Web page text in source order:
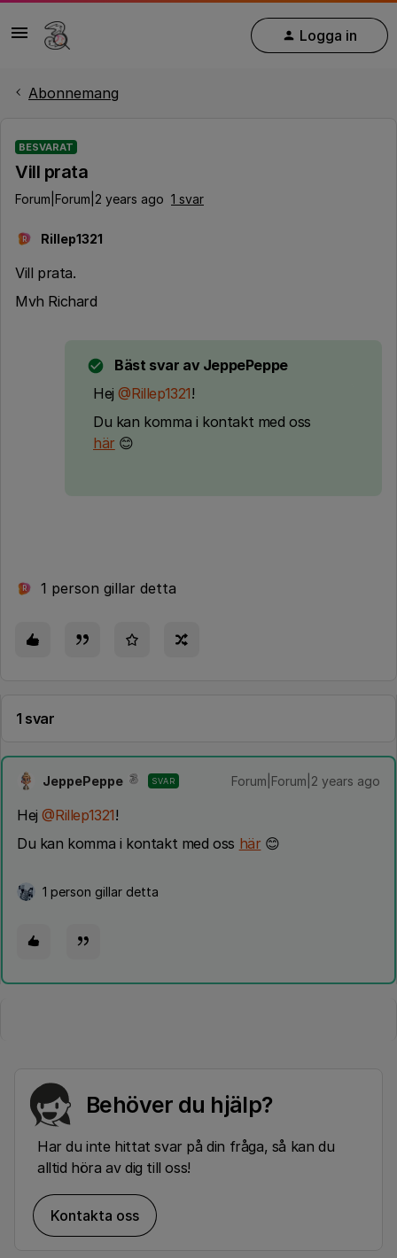
Logga in
Abonnemang
BESVARAT
Vill prata
Forum|Forum|2 years ago 1 svar
R Rillep1321
Vill prata.
Mvh Richard
Bäst svar av JeppePeppe
Hej@Rillep1321!
Du kan komma i kontakt med oss
här 😊
R 1 person gillar detta
1 svar
JeppePeppe SVAR Forum|Forum|2 years ago
Hej@Rillep1321!
Du kan komma i kontakt med oss här 😊
1 person gillar detta
Behöver du hjälp?
Har du inte hittat svar på din fråga, så kan du
alltid höra av dig till oss!
Kontakta oss